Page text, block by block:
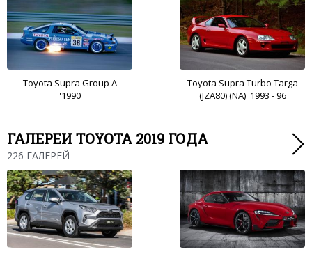
Toyota Supra Group A
'1990
Toyota Supra Turbo Targa
(JZA80) (NA) '1993 - 96
ГАЛЕРЕИ TOYOTA 2019 ГОДА
226 ГАЛЕРЕЙ